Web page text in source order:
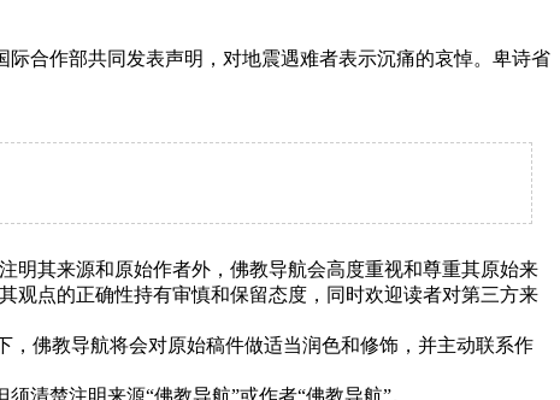
合作部共同发表声明，对地震遇难者表示沉痛的哀悼。卑诗省
明其来源和原始作者外，佛教导航会高度重视和尊重其原始来
观点的正确性持有审慎和保留态度，同时欢迎读者对第三方来
佛教导航将会对原始稿件做适当润色和修饰，并主动联系作
清楚注明来源“佛教导航”或作者“佛教导航”。